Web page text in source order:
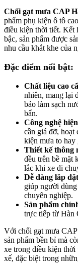
Chổi gạt mưa CAP
phẩm phụ kiện ô tô
điều kiện thời tiết. Kết
bậc, sản phẩm được
nhu cầu khắt khe của
Đặc điểm nổi bật:
Chất liệu cao
nhiên, mang lại
bảo làm sạch
bẩn.
Công nghệ
cần giá đỡ, hoạt
kiện mưa to hay
Thiết kế thông
đều trên bề mặt
lắc khi xe di
Dễ dàng lắp đặt
giúp người
chuyên nghiệp.
Sản phẩm
trực tiếp từ Hàn
Với chổi gạt mưa
sản phẩm bền bỉ mà
xe trong điều kiện
xế, đặc biệt trong